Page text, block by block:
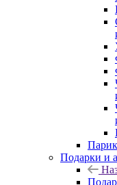
Подарки и